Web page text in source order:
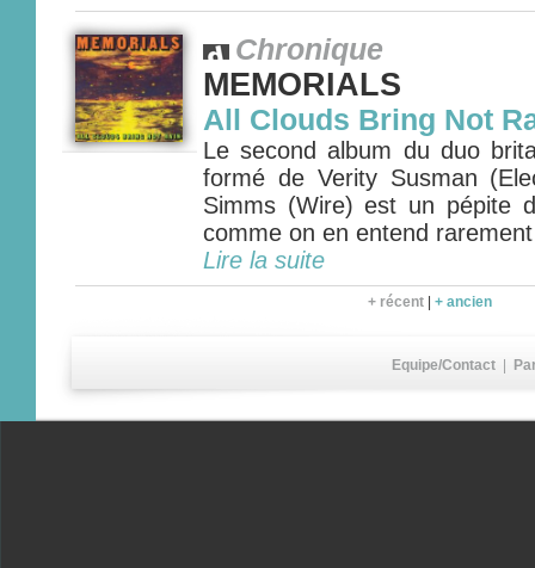
Chronique
MEMORIALS
All Clouds Bring Not
Le second album du duo
formé de Verity Susman
Simms (Wire) est un pépite
comme on en entend
Lire la suite
+ récent + ancien
Equipe/Contact